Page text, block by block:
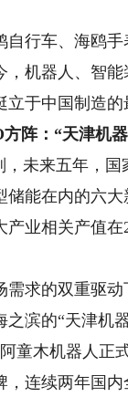
车、海鸥手
，机器人、智
于中国制造的
阵：“天津机
未来五年，国
能在内的六大
相关产值在
的双重驱动
滨的“天津机
木机器人正式
连续两年国内